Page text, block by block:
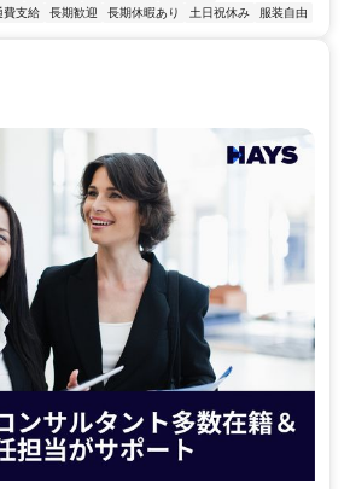
費支給 長期歓迎 長期休暇あり 土日祝休み 服装自由